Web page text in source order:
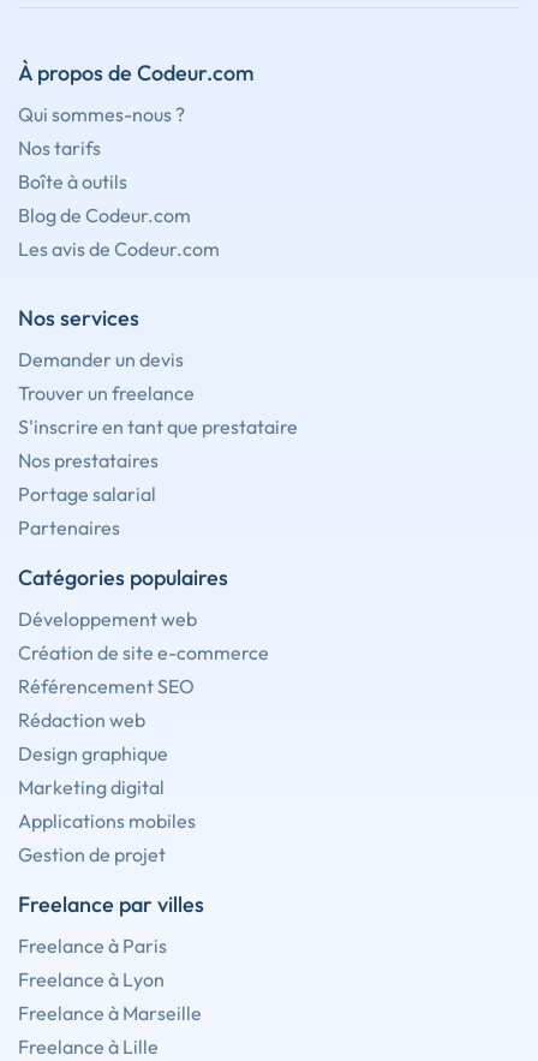
À propos de Codeur.com
Qui sommes-nous ?
Nos tarifs
Boîte à outils
Blog de Codeur.com
Les avis de Codeur.com
Nos services
Demander un devis
Trouver un freelance
S'inscrire en tant que prestataire
Nos prestataires
Portage salarial
Partenaires
Catégories populaires
Développement web
Création de site e-commerce
Référencement SEO
Rédaction web
Design graphique
Marketing digital
Applications mobiles
Gestion de projet
Freelance par villes
Freelance à Paris
Freelance à Lyon
Freelance à Marseille
Freelance à Lille